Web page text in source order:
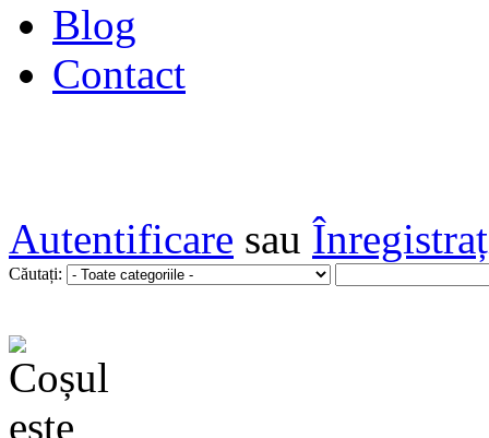
Blog
Contact
Autentificare sau
Căutați: